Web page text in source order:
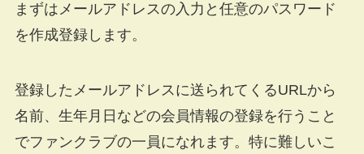
まずはメールアドレスの入力と任意のパスワード
を作成登録します。
登録したメールアドレスに送られてくるURLから
名前、生年月日などの会員情報の登録を行うこと
でファンクラブの一員になれます。特に難しいこ